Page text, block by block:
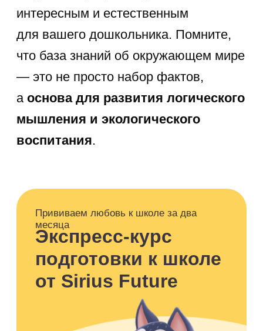
ключевым фактором
интеллектуального
ребенок понимает, почему желтеют
листья или откуда берется молоко,
сравнивать и классифицировать. Это
напрямую влияет на познавательное
уточняющие вопросы и выражать
собственные мысли. Подготовка
к школе окружающий мир включает
как обязательный элемент, так как на
изучение биологии, географии
и истории.
Формирование представлений
об окружающем мире у детей также